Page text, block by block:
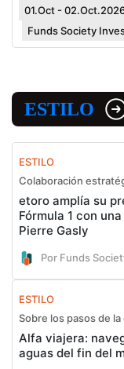
01.Oct -
Funds Society
ESTILO
ESTILO
Colaboración
etoro amplía su
Fórmula 1 con
Pierre Gasly
Por Funds
ESTILO
Sobre los pasos de
Alfa viajera:
aguas del fin del